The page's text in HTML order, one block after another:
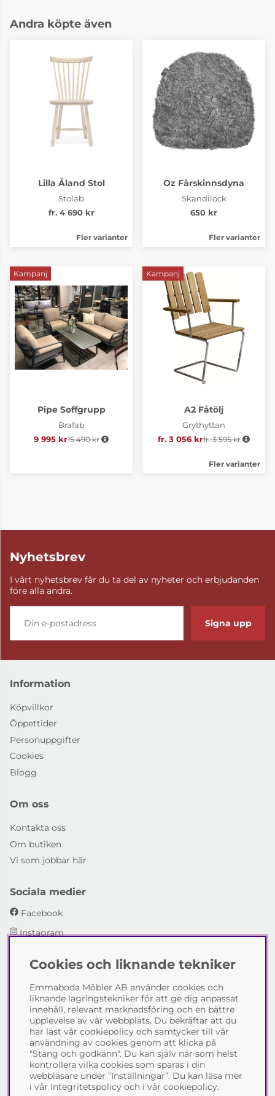
Andra köpte även
Lilla Åland Stol
Stolab
fr. 4 690 kr
Fler varianter
Oz Fårskinnsdyna
Skandilock
650 kr
Fler varianter
Kampanj
Pipe Soffgrupp
Brafab
9 995 kr Ordinarie pris:
15 490 kr
Kampanj
A2 Fåtölj
Grythyttan
fr. 3 056 krOrdinarie pris:
fr. 3 595 kr
Fler varianter
Nyhetsbrev
I vårt nyhetsbrev får du ta del av nyheter och erbjudanden
före alla andra.
Signa upp
Information
Köpvillkor
Öppettider
Personuppgifter
Cookies
Blogg
Om oss
Kontakta oss
Om butiken
Vi som jobbar här
Sociala medier
Facebook
Instagram
Emmaboda Möbler AB
I fyra generationer har vi hjälpt människor att möblera
sina hem och uppfylla sina inredningsdrömmar med
möbeldesign av högsta kvalitet. Vi vill hjälpa just dig att
skapa ditt drömhem - kontakta gärna oss och berätta
hur vi kan hjälpa dig.
Telefon:0471-13690
E-post:info@emmabodamobler.se
Cookies och liknande tekniker
Emmaboda Möbler AB använder cookies och
liknande lagringstekniker för att ge dig anpassat
innehåll, relevant marknadsföring och en bättre
upplevelse av vår webbplats. Du bekräftar att du
har läst vår cookiepolicy och samtycker till vår
användning av cookies genom att klicka på
"Stäng och godkänn". Du kan själv när som helst
kontrollera vilka cookies som sparas i din
webbläsare under ”Inställningar”. Du kan läsa mer
i vår Integritetspolicy och i vår cookiepolicy.